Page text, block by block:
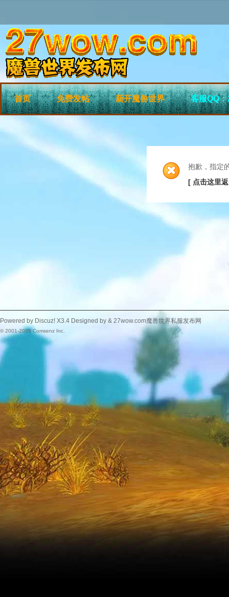
首页 免费发帖 新开魔兽世界 客服QQ
抱歉，指定
[ 点击这里
Powered by Discuz! X3.4 Designed by & 27wow.com魔兽世界私服发布网
© 2001-2025Comsenz Inc.